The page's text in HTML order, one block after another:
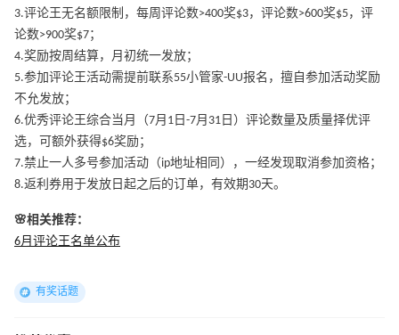
3.评论王无名额限制，每周评论数>400奖$3，评论数>600奖$5，评
论数>900奖$7；
4.奖励按周结算，月初统一发放；
5.参加评论王活动需提前联系55小管家-UU报名，擅自参加活动奖励
不允发放；
6.优秀评论王综合当月（7月1日-7月31日）评论数量及质量择优评
选，可额外获得$6奖励；
7.禁止一人多号参加活动（ip地址相同），一经发现取消参加资格；
8.返利券用于发放日起之后的订单，有效期30天。
🌸相关推荐：
6月评论王名单公布
有奖话题